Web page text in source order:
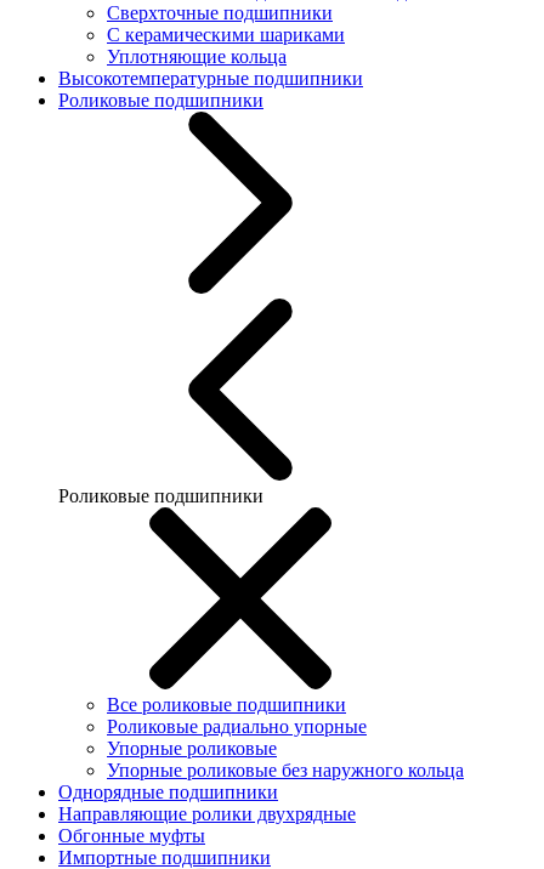
Сверхточные подшипники
С керамическими шариками
Уплотняющие кольца
Высокотемпературные подшипники
Роликовые подшипники
Роликовые подшипники
Все роликовые подшипники
Роликовые радиально упорные
Упорные роликовые
Упорные роликовые без наружного кольца
Однорядные подшипники
Направляющие ролики двухрядные
Обгонные муфты
Импортные подшипники